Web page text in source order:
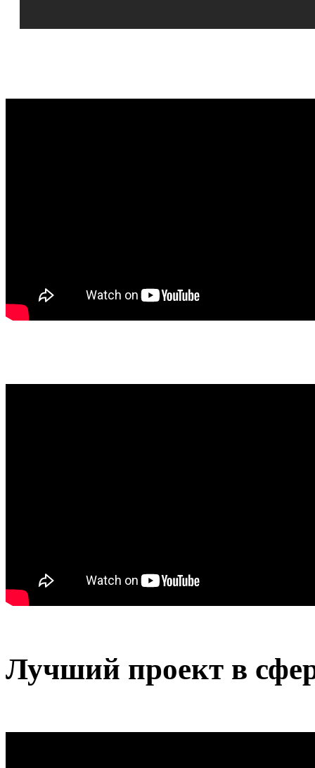
Лучший проект в